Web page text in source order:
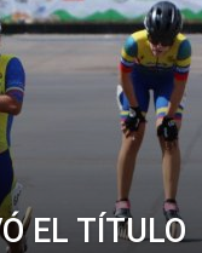
EL TÍTULO